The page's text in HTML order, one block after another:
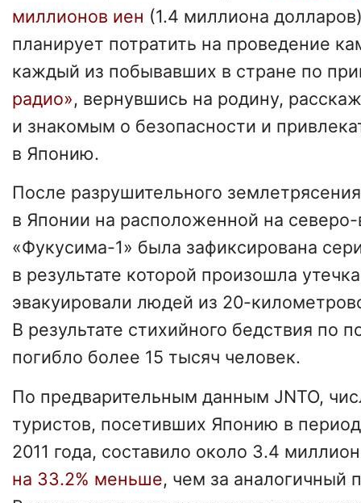
миллионов иен (1.4 миллиона
планирует потратить на проведение
каждый из побывавших в стране по
радио», вернувшись на родину,
и знакомым о безопасности и
в Японию.
После разрушительного
в Японии на расположенной на
«Фукусима-1» была зафиксирована
в результате которой произошла
эвакуировали людей из 20-
В результате стихийного бедствия по
погибло более 15 тысяч человек.
По предварительным данным JNTO,
туристов, посетивших Японию в
2011 года, составило около 3.4
на 33.2% меньше, чем за аналогичный